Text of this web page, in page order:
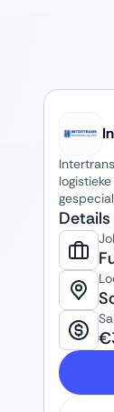
en
Benelux
Details
€